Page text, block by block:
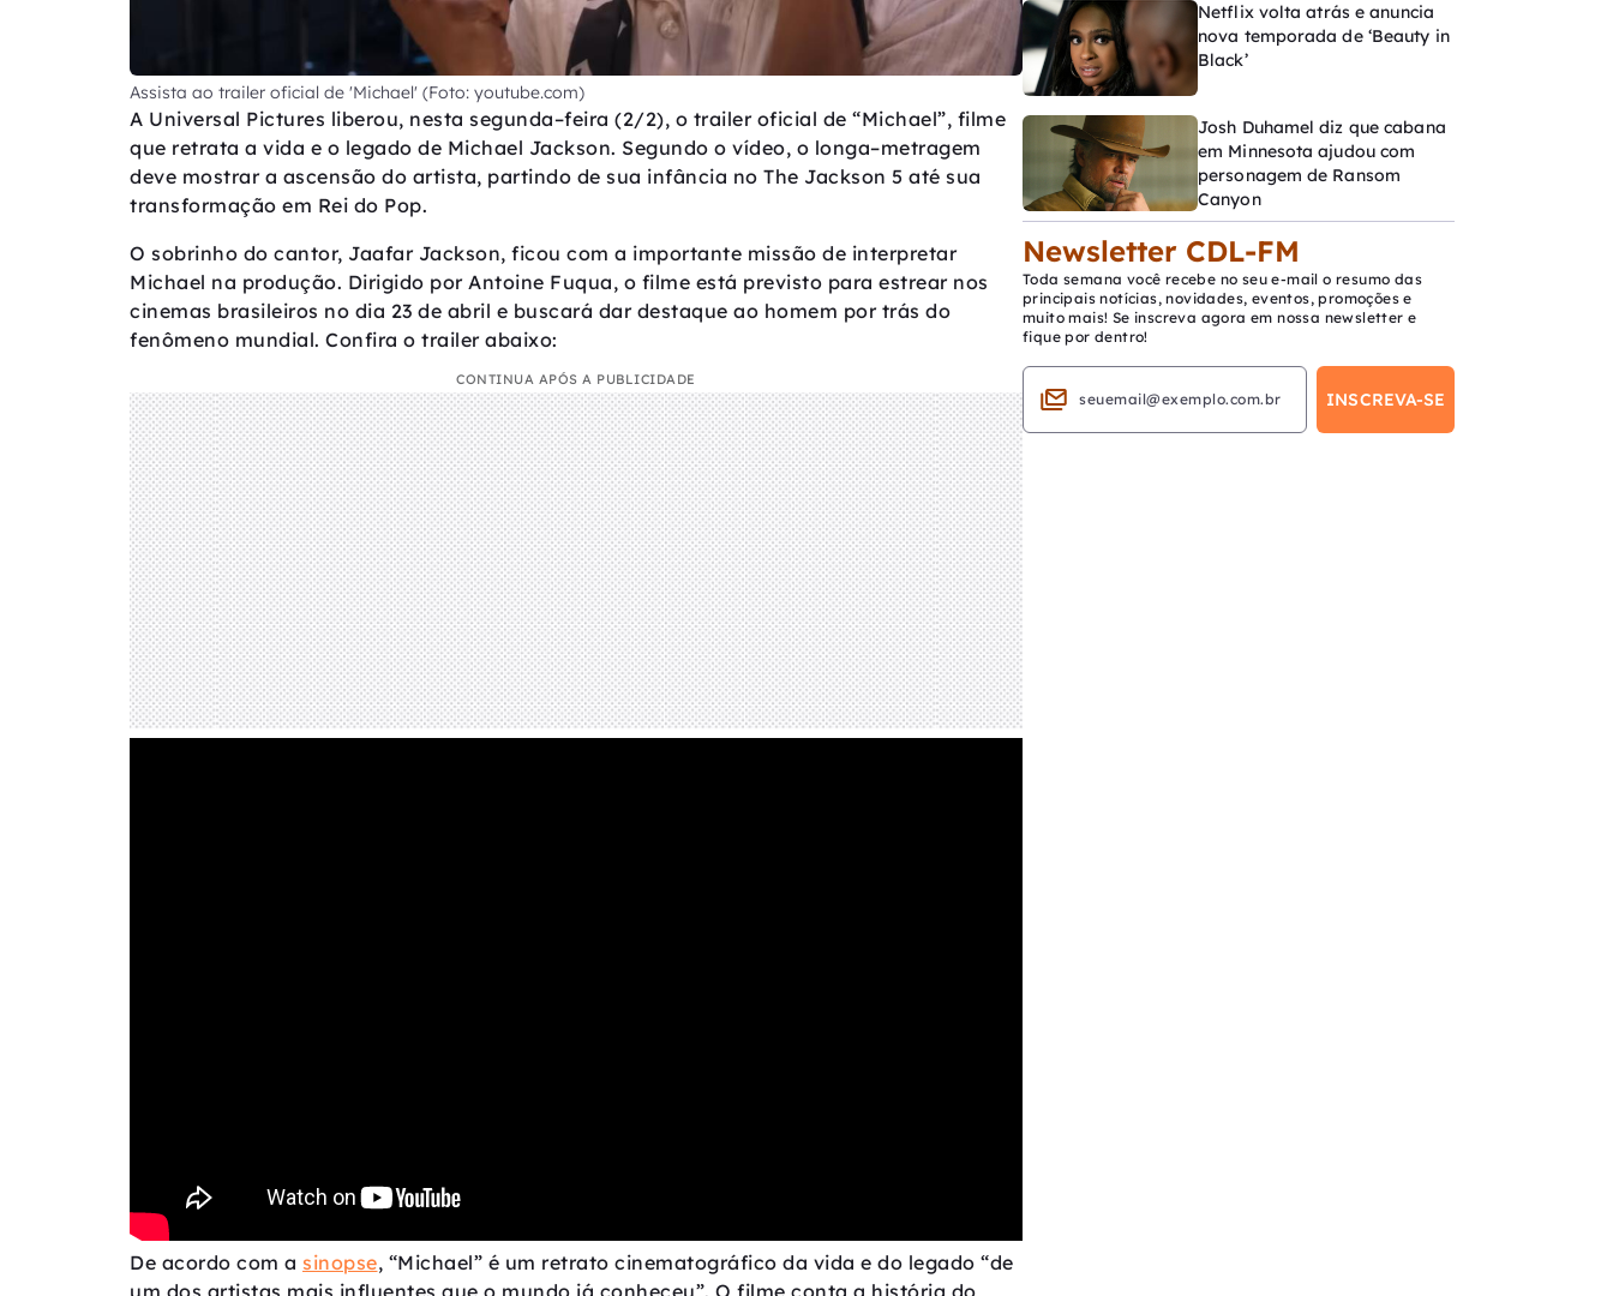
Assista ao trailer oficial de 'Michael' (Foto: youtube.com)
A Universal Pictures liberou, nesta segunda–feira (2/2), o trailer oficial de “Michael”, filme
que retrata a vida e o legado de Michael Jackson. Segundo o vídeo, o longa–metragem
deve mostrar a ascensão do artista, partindo de sua infância no The Jackson 5 até sua
transformação em Rei do Pop.
O sobrinho do cantor, Jaafar Jackson, ficou com a importante missão de interpretar
Michael na produção. Dirigido por Antoine Fuqua, o filme está previsto para estrear nos
cinemas brasileiros no dia 23 de abril e buscará dar destaque ao homem por trás do
fenômeno mundial. Confira o trailer abaixo:
CONTINUA APÓS A PUBLICIDADE
De acordo com a sinopse, “Michael” é um retrato cinematográfico da vida e do legado “de
um dos artistas mais influentes que o mundo já conheceu”. O filme conta a história do
Netflix volta atrás e anuncia
nova temporada de ‘Beauty in
Black’
Josh Duhamel diz que cabana
em Minnesota ajudou com
personagem de Ransom
Canyon
Newsletter CDL-FM
Toda semana você recebe no seu e-mail o resumo das
principais notícias, novidades, eventos, promoções e
muito mais! Se inscreva agora em nossa newsletter e
fique por dentro!